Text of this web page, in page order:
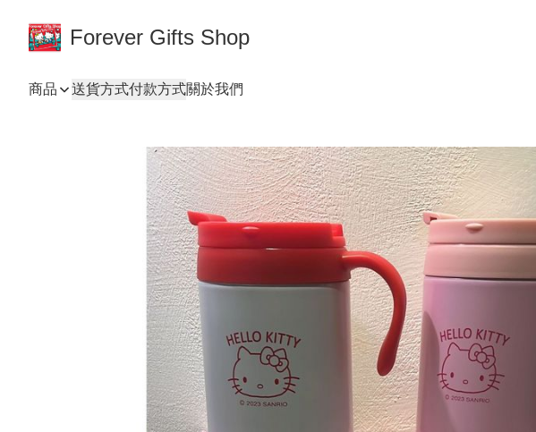
Forever Gifts Shop
商品 送貨方式付款方式關於我們